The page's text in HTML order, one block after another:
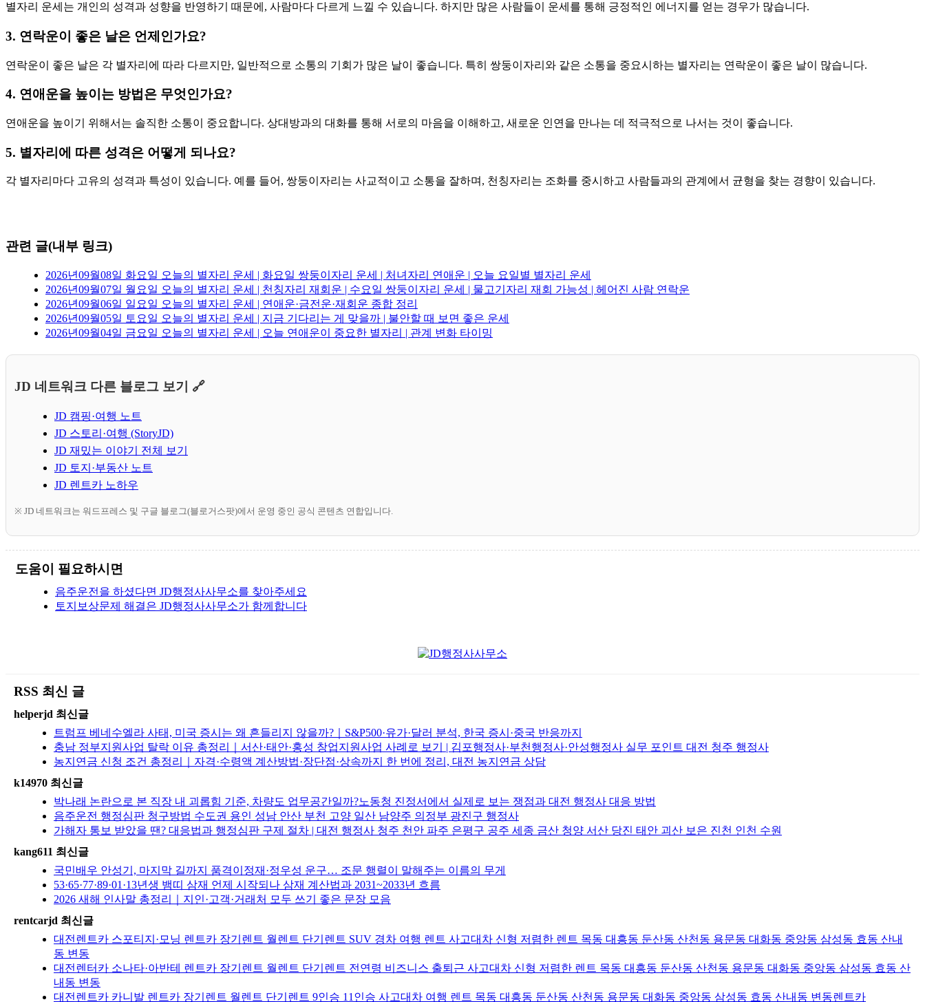
별자리 운세는 개인의 성격과 성향을 반영하기 때문에, 사람마다 다르게 느낄 수 있습니다. 하지만 많은 사람들이 운세를 통해 긍정적인 에너지를 얻는 경우가 많습니다.
3. 연락운이 좋은 날은 언제인가요?
연락운이 좋은 날은 각 별자리에 따라 다르지만, 일반적으로 소통의 기회가 많은 날이 좋습니다. 특히 쌍둥이자리와 같은 소통을 중요시하는 별자리는 연락운이 좋은 날이 많습니다.
4. 연애운을 높이는 방법은 무엇인가요?
연애운을 높이기 위해서는 솔직한 소통이 중요합니다. 상대방과의 대화를 통해 서로의 마음을 이해하고, 새로운 인연을 만나는 데 적극적으로 나서는 것이 좋습니다.
5. 별자리에 따른 성격은 어떻게 되나요?
각 별자리마다 고유의 성격과 특성이 있습니다. 예를 들어, 쌍둥이자리는 사교적이고 소통을 잘하며, 천칭자리는 조화를 중시하고 사람들과의 관계에서 균형을 찾는 경향이 있습니다.
관련 글(내부 링크)
2026년09월08일 화요일 오늘의 별자리 운세 | 화요일 쌍둥이자리 운세 | 처녀자리 연애운 | 오늘 요일별 별자리 운세
2026년09월07일 월요일 오늘의 별자리 운세 | 천칭자리 재회운 | 수요일 쌍둥이자리 운세 | 물고기자리 재회 가능성 | 헤어진 사람 연락운
2026년09월06일 일요일 오늘의 별자리 운세 | 연애운·금전운·재회운 종합 정리
2026년09월05일 토요일 오늘의 별자리 운세 | 지금 기다리는 게 맞을까 | 불안할 때 보면 좋은 운세
2026년09월04일 금요일 오늘의 별자리 운세 | 오늘 연애운이 중요한 별자리 | 관계 변화 타이밍
JD 네트워크 다른 블로그 보기 🔗
JD 캠핑·여행 노트
JD 스토리·여행 (StoryJD)
JD 재밌는 이야기 전체 보기
JD 토지·부동산 노트
JD 렌트카 노하우
※ JD 네트워크는 워드프레스 및 구글 블로그(블로거스팟)에서 운영 중인 공식 콘텐츠 연합입니다.
도움이 필요하시면
음주운전을 하셨다면 JD행정사사무소를 찾아주세요
토지보상문제 해결은 JD행정사사무소가 함께합니다
RSS 최신 글
helperjd 최신글
트럼프 베네수엘라 사태, 미국 증시는 왜 흔들리지 않을까?｜S&P500·유가·달러 분석, 한국 증시·중국 반응까지
충남 정부지원사업 탈락 이유 총정리｜서산·태안·홍성 창업지원사업 사례로 보기 | 김포행정사·부천행정사·안성행정사 실무 포인트 대전 청주 행정사
농지연금 신청 조건 총정리｜자격·수령액 계산방법·장단점·상속까지 한 번에 정리, 대전 농지연금 상담
k14970 최신글
박나래 논란으로 본 직장 내 괴롭힘 기준, 차량도 업무공간일까?노동청 진정서에서 실제로 보는 쟁점과 대전 행정사 대응 방법
음주운전 행정심판 청구방법 수도권 용인 성남 안산 부천 고양 일산 남양주 의정부 광진구 행정사
가해자 통보 받았을 땐? 대응법과 행정심판 구제 절차 | 대전 행정사 청주 천안 파주 은평구 공주 세종 금산 청양 서산 당진 태안 괴산 보은 진천 인천 수원
kang611 최신글
국민배우 안성기, 마지막 길까지 품격이정재·정우성 운구… 조문 행렬이 말해주는 이름의 무게
53·65·77·89·01·13년생 뱀띠 삼재 언제 시작되나 삼재 계산법과 2031~2033년 흐름
2026 새해 인사말 총정리｜지인·고객·거래처 모두 쓰기 좋은 문장 모음
rentcarjd 최신글
대전렌트카 스포티지·모닝 렌트카 장기렌트 월렌트 단기렌트 SUV 경차 여행 렌트 사고대차 신형 저렴한 렌트 목동 대흥동 둔산동 산천동 용문동 대화동 중앙동 삼성동 효동 산내
동 변동
대전렌터카 소나타·아반테 렌트카 장기렌트 월렌트 단기렌트 전연령 비즈니스 출퇴근 사고대차 신형 저렴한 렌트 목동 대흥동 둔산동 산천동 용문동 대화동 중앙동 삼성동 효동 산
내동 변동
대전렌트카 카니발 렌트카 장기렌트 월렌트 단기렌트 9인승 11인승 사고대차 여행 렌트 목동 대흥동 둔산동 산천동 용문동 대화동 중앙동 삼성동 효동 산내동 변동렌트카